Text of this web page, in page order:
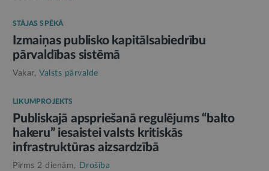
STĀJAS SPĒKĀ
Izmaiņas publisko kapitālsabiedrību
pārvaldības sistēmā
Vakar, Valsts pārvalde
LIKUMPROJEKTS
Publiskajā apspriešanā regulējums “balto
hakeru” iesaistei valsts kritiskās
infrastruktūras aizsardzībā
Pirms 2 dienām, Drošība